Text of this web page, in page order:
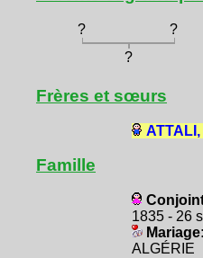
? ?
?
Frères et sœurs
Famille
1835 - 26
Mariage:
ALGÉRIE